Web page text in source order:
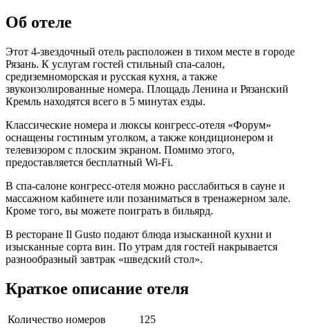
Об отеле
Этот 4-звездочный отель расположен в тихом месте в городе
Рязань. К услугам гостей стильный спа-салон,
средиземноморская и русская кухня, а также
звукоизолированные номера. Площадь Ленина и Рязанский
Кремль находятся всего в 5 минутах езды.
Классические номера и люксы конгресс-отеля «Форум»
оснащены гостиным уголком, а также кондиционером и
телевизором с плоским экраном. Помимо этого,
предоставляется бесплатный Wi-Fi.
В спа-салоне конгресс-отеля можно расслабиться в сауне и
массажном кабинете или позаниматься в тренажерном зале.
Кроме того, вы можете поиграть в бильярд.
В ресторане Il Gusto подают блюда изысканной кухни и
изысканные сорта вин. По утрам для гостей накрывается
разнообразный завтрак «шведский стол».
Краткое описание отеля
Количество номеров
125